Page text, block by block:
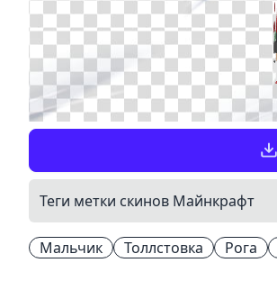
Теги метки скинов Майнкрафт
Мальчик Толлстовка Рога